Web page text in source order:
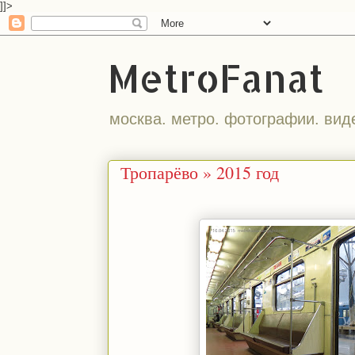
]]>
MetroFanat
москва. метро. фотографии.
Тропарёво » 2015 год